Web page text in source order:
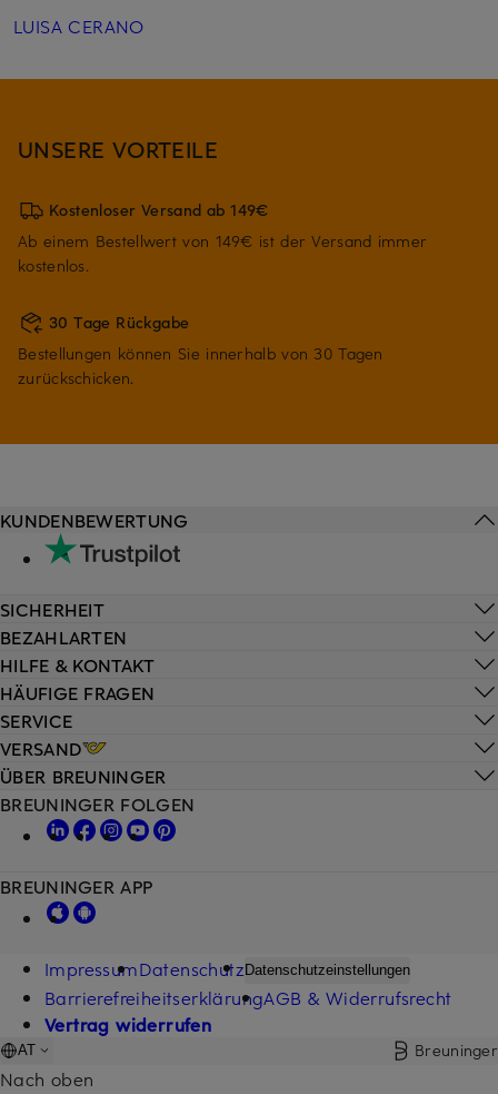
LUISA CERANO
UNSERE VORTEILE
Kostenloser Versand ab 149€
Ab einem Bestellwert von 149€ ist der Versand immer
kostenlos.
30 Tage Rückgabe
Bestellungen können Sie innerhalb von 30 Tagen
zurückschicken.
HILFE & KONTAKT
HÄUFIGE FRAGEN
SERVICE
VERSAND
KUNDENBEWERTUNG
SICHERHEIT
BEZAHLARTEN
ÜBER BREUNINGER
BREUNINGER FOLGEN
BREUNINGER APP
ImpressumDatenschutz Datenschutzeinstellungen
BarrierefreiheitserklärungAGB & Widerrufsrecht
Vertrag widerrufen
AT Breuninger
Nach oben